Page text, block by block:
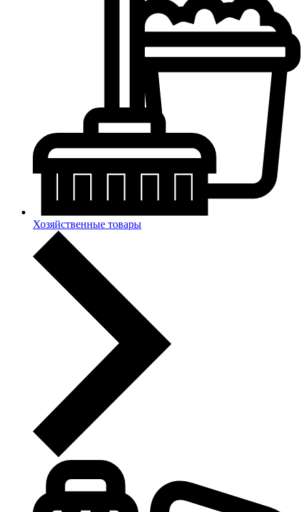
Хозяйственные товары